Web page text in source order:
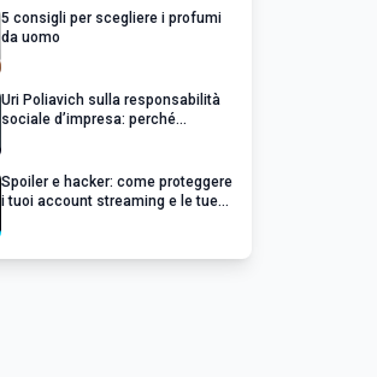
5 consigli per scegliere i profumi
da uomo
Uri Poliavich sulla responsabilità
sociale d’impresa: perché
Spoiler e hacker: come proteggere
i tuoi account streaming e le tue